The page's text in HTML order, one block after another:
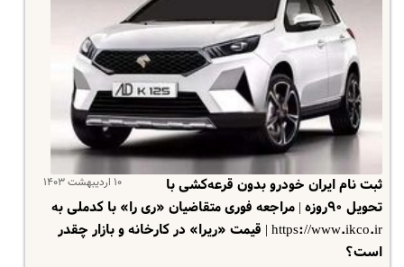
۱۰ اردیبهشت ۱۴۰۳
ثبت نام ایران خودرو بدون قرعه‌کشی با
تحویل ۹۰روزه | مراجعه فوری متقاضیان «ری را» با کدملی به
https://www.ikco.ir | قیمت «ریرا» در کارخانه و بازار چقدر
است؟